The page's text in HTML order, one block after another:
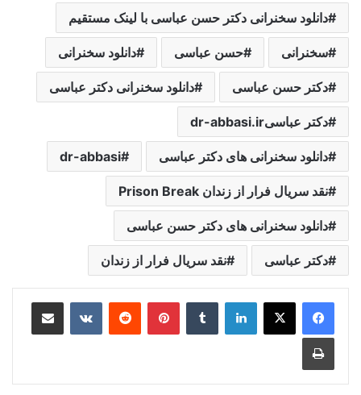
دانلود سخنرانی دکتر حسن عباسی با لینک مستقیم
سخنرانی حسن عباسی دانلود سخنرانی
دکتر حسن عباسی دانلود سخنرانی دکتر عباسی
دکتر عباسیdr-abbasi.ir
دانلود سخنرانی های دکتر عباسی dr-abbasi
نقد سریال فرار از زندان Prison Break
دانلود سخنرانی های دکتر حسن عباسی
دکتر عباسی نقد سریال فرار از زندان
لینکدین ‫تامبلر ‫پین‌ترست‫رددیت ‫VKontakteاشتراک گذاری از طریق ایمیل
چاپ